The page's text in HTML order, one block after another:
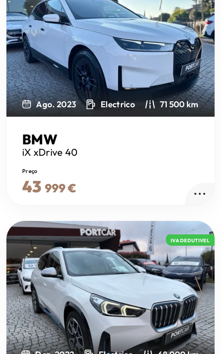
Next
Ago. 2023 Electrico 71 500 km
BMW
iX xDrive 40
Preço
43 999 €
IVA DEDUTIVEL
Next